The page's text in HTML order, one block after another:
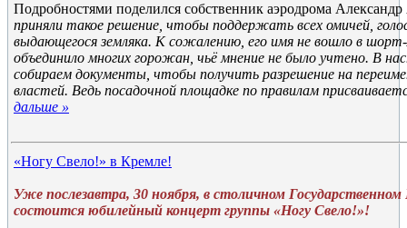
Подробностями поделился собственник аэродрома
приняли такое решение, чтобы поддержать всех омичей,
выдающегося земляка. К сожалению, его имя не вошло в
объединило многих горожан, чьё мнение не было учтено. В
собираем документы, чтобы получить разрешение на
властей. Ведь посадочной площадке по правилам
дальше »
«Ногу Свело!» в Кремле!
Уже послезавтра, 30 ноября, в столичном Государственном
состоится юбилейный концерт группы «Ногу Свело!»!